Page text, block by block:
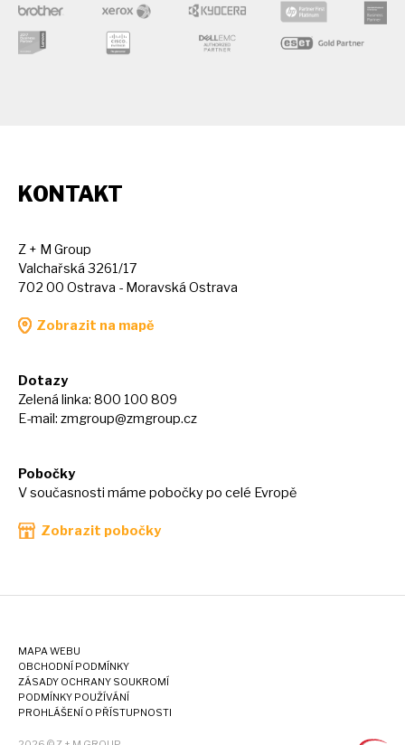
KONTAKT
Z + M Group
Valchařská 3261/17
702 00 Ostrava - Moravská Ostrava
Zobrazit na mapě
Dotazy
Zelená linka: 800 100 809
E-mail: zmgroup@zmgroup.cz
Pobočky
V současnosti máme pobočky po celé Evropě
Zobrazit pobočky
MAPA WEBU
OBCHODNÍ PODMÍNKY
ZÁSADY OCHRANY SOUKROMÍ
PODMÍNKY POUŽÍVÁNÍ
PROHLÁŠENÍ O PŘÍSTUPNOSTI